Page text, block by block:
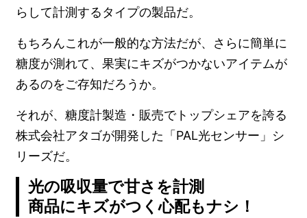
らして計測するタイプの製品だ。
もちろんこれが一般的な方法だが、さらに簡単に
糖度が測れて、果実にキズがつかないアイテムが
あるのをご存知だろうか。
それが、糖度計製造・販売でトップシェアを誇る
株式会社アタゴが開発した「PAL光センサー」シ
リーズだ。
光の吸収量で甘さを計測
商品にキズがつく心配もナシ！